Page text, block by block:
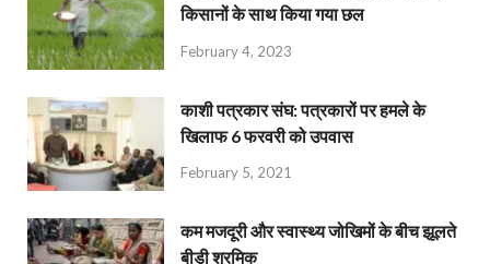
किसानों के साथ किया गया छल
February 4, 2023
काशी पत्रकार संघ: पत्रकारों पर हमले के
खिलाफ 6 फरवरी को उपवास
February 5, 2021
कम मजदूरी और स्वास्थ्य जोखिमों के बीच झूलते
बीड़ी श्रमिक